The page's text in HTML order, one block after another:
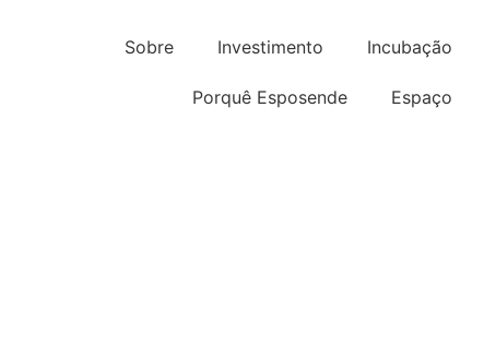
Sobre Investimento Incubação
Porquê Esposende Espaço